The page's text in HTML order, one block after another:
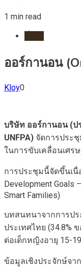
1 min read
ออร์กานอน
Kloy0
บริษัท ออร์กานอน (ป
UNFPA) จัดการประ
ในการขับเคลื่อนเศร
การประชุมนี้จัดขึ้นเนื่
Development
Smart Families)
บทสนทนาจากการปร
ประเทศไทย (34.8%
ต่อเด็กหญิงอายุ 15-
ข้อมูลเชิงประจักษ์จา